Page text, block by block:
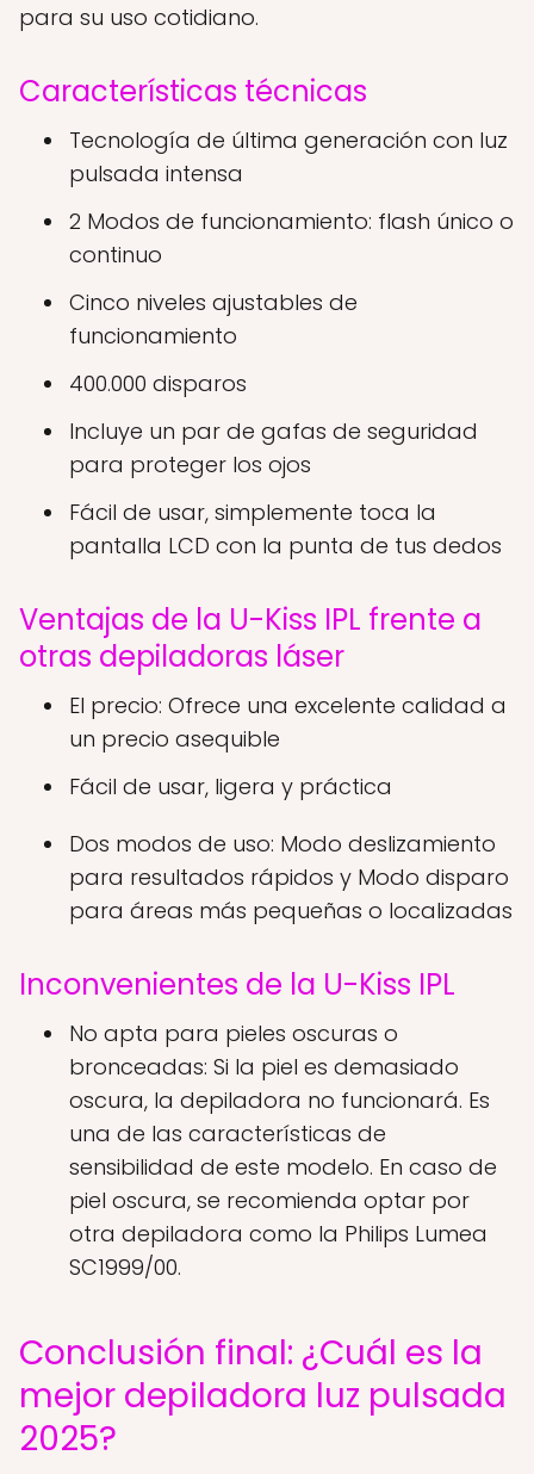
para su uso cotidiano.
Características técnicas
Tecnología de última generación con luz
pulsada intensa
2 Modos de funcionamiento: flash único o
continuo
Cinco niveles ajustables de
funcionamiento
400.000 disparos
Incluye un par de gafas de seguridad
para proteger los ojos
Fácil de usar, simplemente toca la
pantalla LCD con la punta de tus dedos
Ventajas de la U-Kiss IPL frente a
otras depiladoras láser
El precio: Ofrece una excelente calidad a
un precio asequible
Fácil de usar, ligera y práctica
Dos modos de uso: Modo deslizamiento
para resultados rápidos y Modo disparo
para áreas más pequeñas o localizadas
Inconvenientes de la U-Kiss IPL
No apta para pieles oscuras o
bronceadas: Si la piel es demasiado
oscura, la depiladora no funcionará. Es
una de las características de
sensibilidad de este modelo. En caso de
piel oscura, se recomienda optar por
otra depiladora como la Philips Lumea
SC1999/00.
Conclusión final: ¿Cuál es la
mejor depiladora luz pulsada
2025?